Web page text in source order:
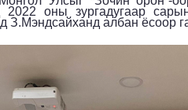
оны зургадугаар
З.Мэндсайханд албан ёсоор